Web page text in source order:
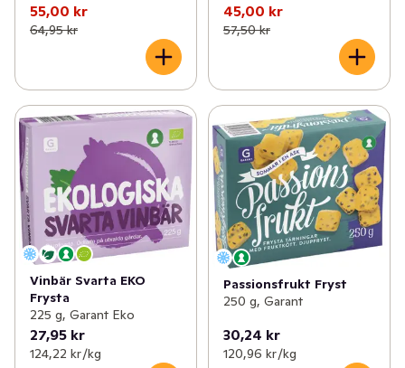
55,00 kr
64,95 kr
45,00 kr
57,50 kr
Vinbär Svarta EKO
Frysta
225 g, Garant Eko
27,95 kr
124,22 kr /kg
Passionsfrukt Fryst
250 g, Garant
30,24 kr
120,96 kr /kg